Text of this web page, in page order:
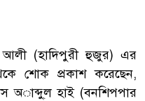
আলী (হাদিপুরী হুজুর) এর
শোক প্রকাশ করেছেন,
অাব্দু্ল হাই (বনশিপপার